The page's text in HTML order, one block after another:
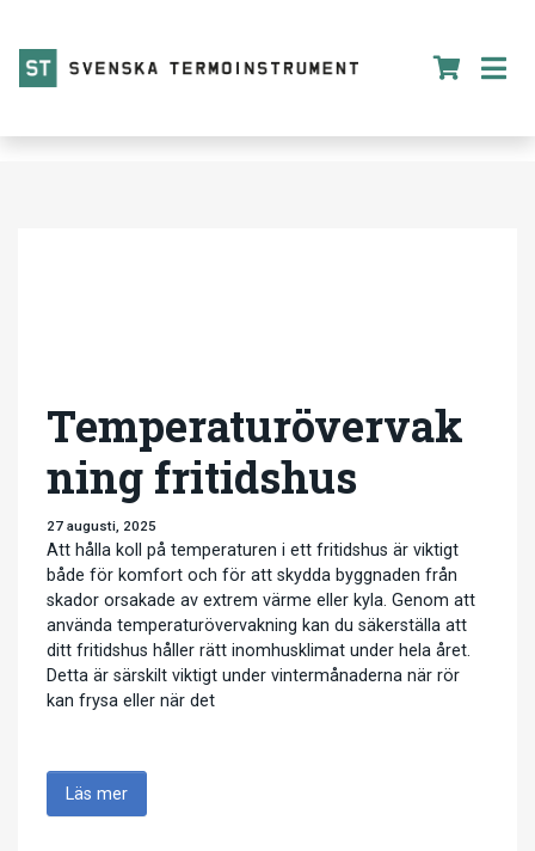
Temperaturövervak
ning fritidshus
27 augusti, 2025
Att hålla koll på temperaturen i ett fritidshus är viktigt
både för komfort och för att skydda byggnaden från
skador orsakade av extrem värme eller kyla. Genom att
använda temperaturövervakning kan du säkerställa att
ditt fritidshus håller rätt inomhusklimat under hela året.
Detta är särskilt viktigt under vintermånaderna när rör
kan frysa eller när det
Läs mer